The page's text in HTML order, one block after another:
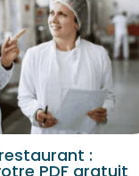
:
PDF gratuit